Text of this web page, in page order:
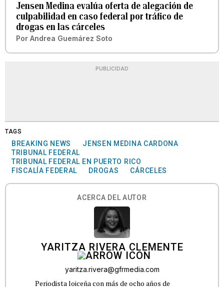
Jensen Medina evalúa oferta de alegación de
culpabilidad en caso federal por tráfico de
drogas en las cárceles
Por Andrea Guemárez Soto
PUBLICIDAD
TAGS
BREAKING NEWS
JENSEN MEDINA CARDONA
TRIBUNAL FEDERAL
TRIBUNAL FEDERAL EN PUERTO RICO
FISCALÍA FEDERAL
DROGAS CÁRCELES
ACERCA DEL AUTOR
YARITZA RIVERA CLEMENTE
yaritza.rivera@gfrmedia.com
Periodista loiceña con más de ocho años de